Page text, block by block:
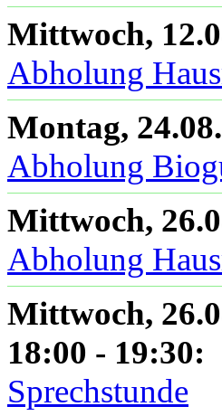
Mittwoch,
Abholung
Montag,
Abholung
Mittwoch,
Abholung
Mittwoch,
18:00 - 19:30:
Sprechstunde